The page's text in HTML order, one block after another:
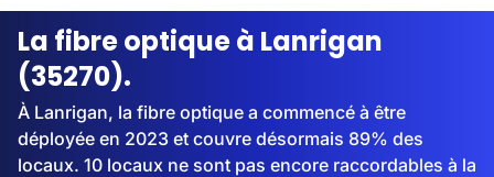
Streaming
La fibre optique à Lanrigan
(35270).
À Lanrigan, la fibre optique a commencé à être
déployée en 2023 et couvre désormais 89% des
locaux. 10 locaux ne sont pas encore raccordables à la